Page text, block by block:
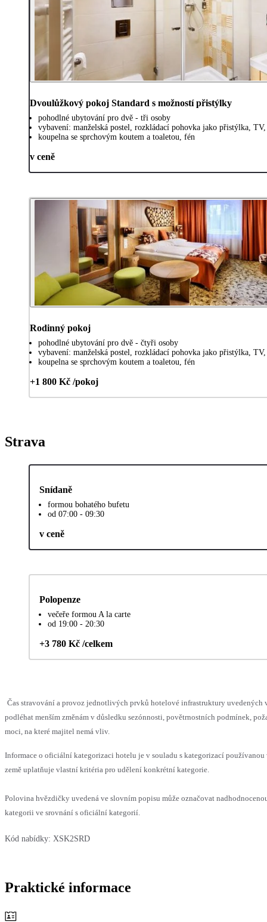
Dvoulůžkový pokoj Standard s možností přistýlky
pohodlné ubytování pro dvě - tři osoby
vybavení: manželská postel, rozkládací pohovka jako přistýlka, TV,
koupelna se sprchovým koutem a toaletou, fén
v ceně
Rodinný pokoj
pohodlné ubytování pro dvě - čtyři osoby
vybavení: manželská postel, rozkládací pohovka jako přistýlka, TV,
koupelna se sprchovým koutem a toaletou, fén
+1 800 Kč /pokoj
Strava
Snídaně
formou bohatého bufetu
od 07:00 - 09:30
v ceně
Polopenze
večeře formou A la carte
od 19:00 - 20:30
+3 780 Kč /celkem
Čas stravování a provoz jednotlivých prvků hotelové infrastruktury uvedených
podléhat menším změnám v důsledku sezónnosti, povětrnostních podmínek,
moci, na které majitel nemá vliv.
Informace o oficiální kategorizaci hotelu je v souladu s kategorizací používanou
země uplatňuje vlastní kritéria pro udělení konkrétní kategorie.
Polovina hvězdičky uvedená ve slovním popisu může označovat
kategorii ve srovnání s oficiální kategorií.
Kód nabídky: XSK2SRD
Praktické informace